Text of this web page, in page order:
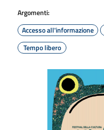
Argomenti:
Accesso all'informazione
Tempo libero